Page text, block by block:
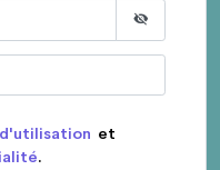
et
.